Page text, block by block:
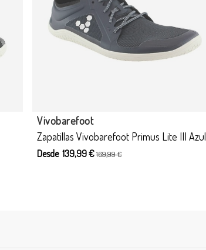
Zapatillas Vivobarefoot Primus Lite III Azul
Vivobarefoot
Desde 139,99 €169,99 €